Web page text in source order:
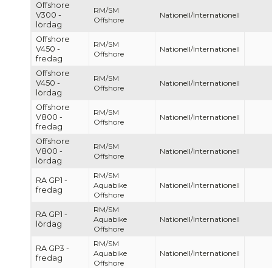
Offshore
V300 -
lördag
RM/SM
Offshore
Nationell/Internationell
Offshore
V450 -
fredag
RM/SM
Offshore
Nationell/Internationell
Offshore
V450 -
lördag
RM/SM
Offshore
Nationell/Internationell
Offshore
V800 -
fredag
RM/SM
Offshore
Nationell/Internationell
Offshore
V800 -
lördag
RM/SM
Offshore
Nationell/Internationell
RA GP1 -
fredag
RM/SM
Aquabike
Offshore
Nationell/Internationell
RA GP1 -
lördag
RM/SM
Aquabike
Offshore
Nationell/Internationell
RA GP3 -
fredag
RM/SM
Aquabike
Offshore
Nationell/Internationell